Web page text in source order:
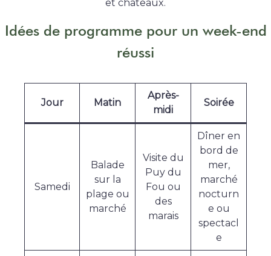
et châteaux.
Idées de programme pour un week-end
réussi
Jour Matin
Après-
midi
Soirée
Samedi
Balade
sur la
plage ou
marché
Visite du
Puy du
Fou ou
des
marais
Dîner en
bord de
mer,
marché
nocturn
e ou
spectacl
e